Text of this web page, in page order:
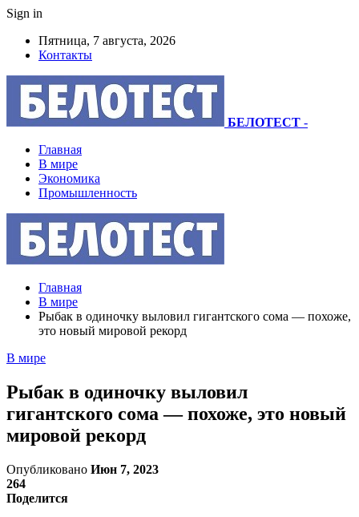
Sign in
Пятница, 7 августа, 2026
Контакты
БЕЛОТЕСТ -
Главная
В мире
Экономика
Промышленность
Главная
В мире
Рыбак в одиночку выловил гигантского сома — похоже,
это новый мировой рекорд
В мире
Рыбак в одиночку выловил
гигантского сома — похоже, это новый
мировой рекорд
Опубликовано Июн 7, 2023
264
Поделится